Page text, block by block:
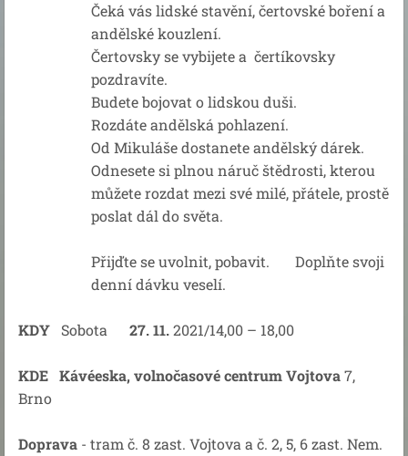
Čeká vás lidské stavění, čertovské boření a
andělské kouzlení.
Čertovsky se vybijete a čertíkovsky
pozdravíte.
Budete bojovat o lidskou duši.
Rozdáte andělská pohlazení.
Od Mikuláše dostanete andělský dárek.
Odnesete si plnou náruč štědrosti, kterou
můžete rozdat mezi své milé, přátele, prostě
poslat dál do světa.
Přijďte se uvolnit, pobavit. Doplňte svoji
denní dávku veselí.
KDY Sobota 27. 11.2021/14,00 – 18,00
KDE Kávéeska, volnočasové centrum Vojtova7,
Brno
Doprava - tram č. 8 zast. Vojtova a č. 2, 5, 6 zast. Nem.